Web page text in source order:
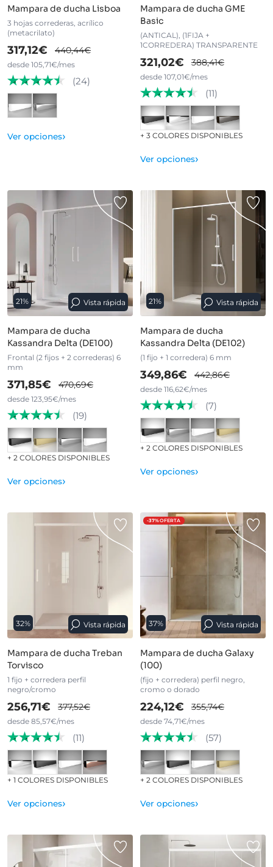
Mampara de ducha Lisboa
3 hojas correderas, acrílico
(metacrilato)
317,12€ 440,44€
desde 105,71€/mes
(24)
Ver opciones›
Mampara de ducha GME
Basic
(ANTICAL), (1FIJA +
1CORREDERA) TRANSPARENTE
321,02€ 388,41€
desde 107,01€/mes
(11)
+ 3 COLORES DISPONIBLES
Ver opciones›
21% Vista rápida
Mampara de ducha
Kassandra Delta (DE100)
Frontal (2 fijos + 2 correderas) 6
mm
371,85€ 470,69€
desde 123,95€/mes
(19)
+ 2 COLORES DISPONIBLES
Ver opciones›
21% Vista rápida
Mampara de ducha
Kassandra Delta (DE102)
(1 fijo + 1 corredera) 6 mm
349,86€ 442,86€
desde 116,62€/mes
(7)
+ 2 COLORES DISPONIBLES
Ver opciones›
32% Vista rápida
Mampara de ducha Treban
Torvisco
1 fijo + corredera perfil
negro/cromo
256,71€ 377,52€
desde 85,57€/mes
(11)
+ 1 COLORES DISPONIBLES
Ver opciones›
-37%OFERTA
37% Vista rápida
Mampara de ducha Galaxy
(100)
(fijo + corredera) perfil negro,
cromo o dorado
224,12€ 355,74€
desde 74,71€/mes
(57)
+ 2 COLORES DISPONIBLES
Ver opciones›